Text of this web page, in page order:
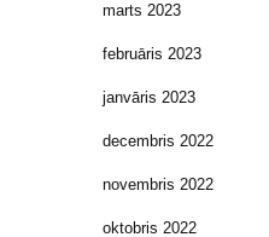
marts 2023
februāris 2023
janvāris 2023
decembris 2022
novembris 2022
oktobris 2022